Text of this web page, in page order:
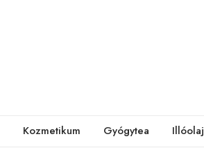
Kozmetikum Gyógytea Illóolaj